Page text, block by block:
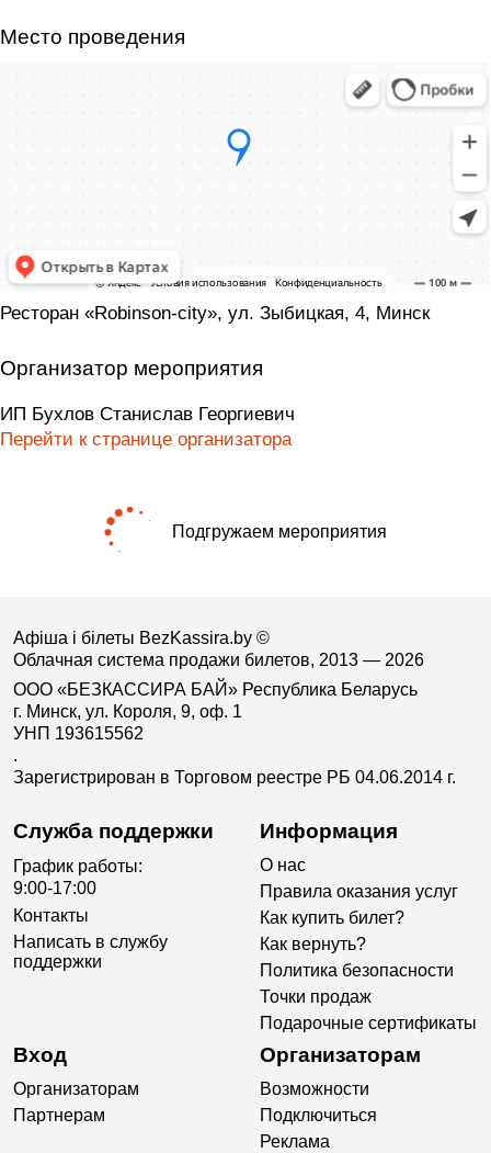
Место проведения
Ресторан «Robinson-city», ул. Зыбицкая, 4, Минск
Организатор мероприятия
ИП Бухлов Станислав Георгиевич
Перейти к странице организатора
Подгружаем мероприятия
Афіша і білеты BezKassira.by ©
Облачная система продажи билетов, 2013 — 2026
ООО «БЕЗКАССИРА БАЙ» Республика Беларусь
г. Минск, ул. Короля, 9, оф. 1
УНП 193615562
.
Зарегистрирован в Торговом реестре РБ 04.06.2014 г.
Служба поддержки
График работы:
9:00-17:00
Контакты
Написать в службу
поддержки
Информация
О нас
Правила оказания услуг
Как купить билет?
Как вернуть?
Политика безопасности
Точки продаж
Подарочные сертификаты
Вход
Организаторам
Партнерам
Организаторам
Возможности
Подключиться
Реклама